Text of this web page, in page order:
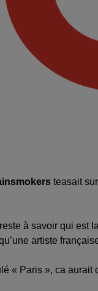
teasait
à savoir qui est
artiste
« Paris », ca